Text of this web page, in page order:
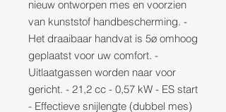
nieuw ontworpen mes en voorzien
van kunststof handbescherming. -
Het draaibaar handvat is 5ø omhoog
geplaatst voor uw comfort. -
Uitlaatgassen worden naar voor
gericht. - 21,2 cc - 0,57 kW - ES start
- Effectieve snijlengte (dubbel mes)